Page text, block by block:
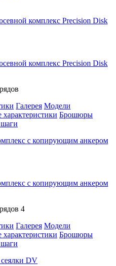
комплекс Precision Disk
комплекс Precision Disk
Галерея Модели
характеристики Брошюры
с копирующим анкером
с копирующим анкером
4
Галерея Модели
характеристики Брошюры
DV